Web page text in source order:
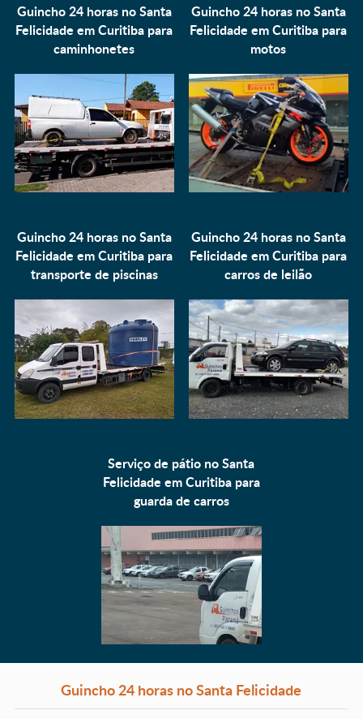
Guincho 24 horas no Santa
Felicidade em Curitiba para
caminhonetes
Guincho 24 horas no Santa
Felicidade em Curitiba para
motos
Guincho 24 horas no Santa
Felicidade em Curitiba para
transporte de piscinas
Guincho 24 horas no Santa
Felicidade em Curitiba para
carros de leilão
Serviço de pátio no Santa
Felicidade em Curitiba para
guarda de carros
Guincho 24 horas no Santa Felicidade